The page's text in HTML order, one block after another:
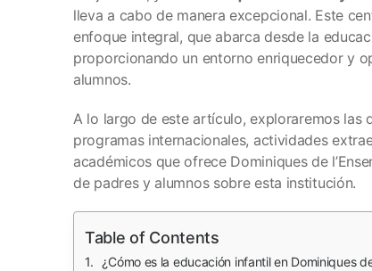
lleva a cabo de manera excepcional. Este
enfoque integral, que abarca desde la
proporcionando un entorno enriquecedor y
alumnos.
A lo largo de este artículo, exploraremos las
programas internacionales, actividades
académicos que ofrece Dominiques de
de padres y alumnos sobre esta institución.
Table of Contents
¿Cómo es la educación infantil en Dominiques